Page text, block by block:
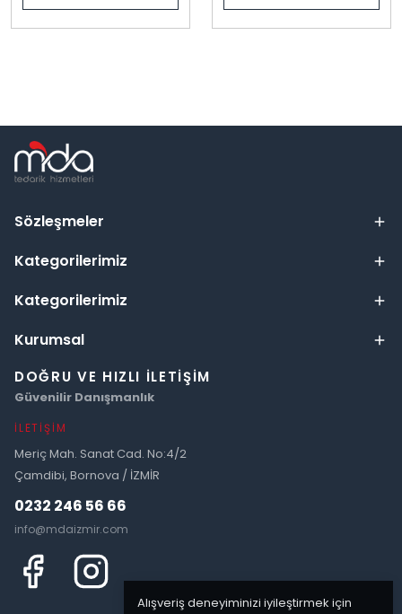
Alışveriş deneyiminizi iyileştirmek için
Sözleşmeler
Kategorilerimiz
Kategorilerimiz
Kurumsal
DOĞRU VE HIZLI İLETIŞIM
Güvenilir Danışmanlık
İLETIŞIM
Meriç Mah. Sanat Cad. No:4/2
Çamdibi, Bornova / İZMİR
0232 246 56 66
info@mdaizmir.com